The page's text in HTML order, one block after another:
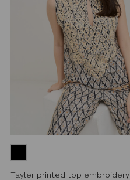
Tayler printed top embroidery